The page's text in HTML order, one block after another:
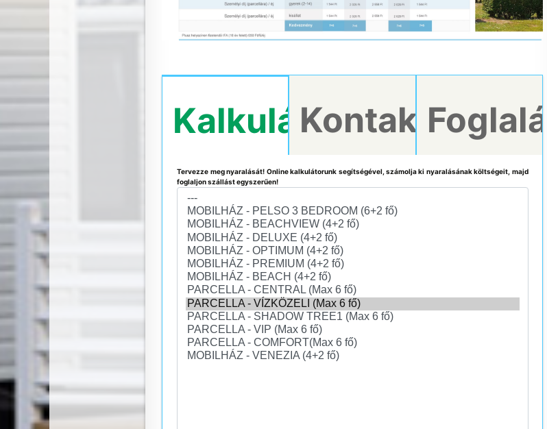
KalkulátorKontaktFoglalás
Tervezze meg nyaralását! Online kalkulátorunk segítségével, számolja ki nyaralásának költségeit, majd
foglaljon szállást egyszerűen!